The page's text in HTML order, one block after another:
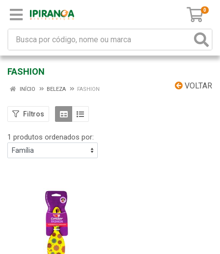
0
FASHION
VOLTAR
INÍCIO BELEZA FASHION
Filtros
1 produtos ordenados por: